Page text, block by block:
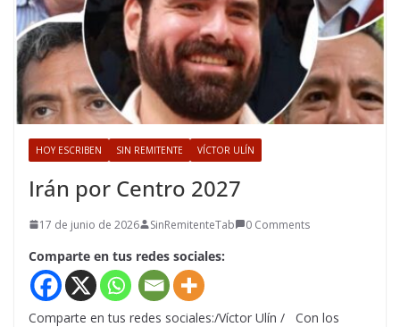
HOY ESCRIBEN SIN REMITENTE VÍCTOR ULÍN
Irán por Centro 2027
17 de junio de 2026 SinRemitenteTab 0 Comments
Comparte en tus redes sociales:
Comparte en tus redes sociales:/Víctor Ulín / Con los